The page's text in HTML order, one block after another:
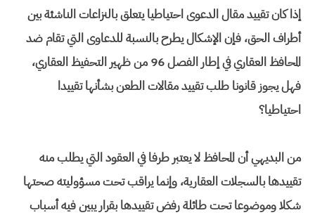
إذا كان تقييد مقال الدعوى احتياطيا يتعلق بالنزاعات الناشئة بين
أطراف الحق، فإن الإشكال يطرح بالنسبة للدعاوى التي تقام ضد
المحافظ العقاري في إطار الفصل 96 من ظهير التحفيظ العقاري،
فهل يجوز قانونا طلب تقييد مقالات الطعن بشأنها تقييدا
احتياطيا؟
من البديهي أن المحافظ لا يعتبر طرفا في العقود التي يطلب منه
تقييدها بالسجلات العقارية، وإنما يراقب تحت مسؤوليته صحتها
شكلا وموضوعا تحت طائلة رفض تقييدها بقرار يبين فيه أسباب